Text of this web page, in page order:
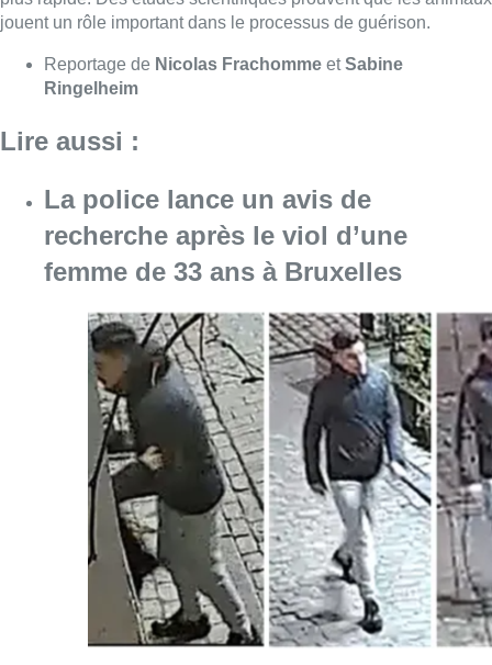
06 août 2026 Consulter l'article "La police lance un avis
La Commune d’Ixelles ouvre un
registre de condoléances en
mémoire de Jaswinder Singh,
commerçant tué lors d’un
braquage